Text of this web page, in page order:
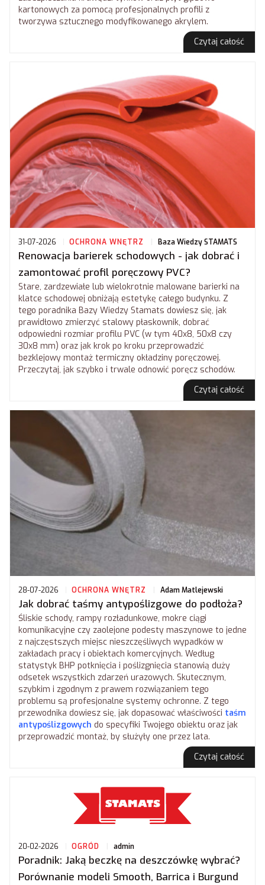
kartonowych za pomocą profesjonalnych profili z
tworzywa sztucznego modyfikowanego akrylem.
Czytaj całość
31-07-2026 OCHRONA WNĘTRZ Baza Wiedzy STAMATS
Renowacja barierek schodowych - jak dobrać i
zamontować profil poręczowy PVC?
Stare, zardzewiałe lub wielokrotnie malowane barierki na
klatce schodowej obniżają estetykę całego budynku. Z
tego poradnika Bazy Wiedzy Stamats dowiesz się, jak
prawidłowo zmierzyć stalowy płaskownik, dobrać
odpowiedni rozmiar profilu PVC (w tym 40x8, 50x8 czy
30x8 mm) oraz jak krok po kroku przeprowadzić
bezklejowy montaż termiczny okładziny poręczowej.
Przeczytaj, jak szybko i trwale odnowić poręcz schodów.
Czytaj całość
28-07-2026 OCHRONA WNĘTRZ Adam Matlejewski
Jak dobrać taśmy antypoślizgowe do podłoża?
Śliskie schody, rampy rozładunkowe, mokre ciągi
komunikacyjne czy zaolejone podesty maszynowe to jedne
z najczęstszych miejsc nieszczęśliwych wypadków w
zakładach pracy i obiektach komercyjnych. Według
statystyk BHP potknięcia i poślizgnięcia stanowią duży
odsetek wszystkich zdarzeń urazowych. Skutecznym,
szybkim i zgodnym z prawem rozwiązaniem tego
problemu są profesjonalne systemy ochronne. Z tego
przewodnika dowiesz się, jak dopasować właściwości taśm
antypoślizgowych do specyfiki Twojego obiektu oraz jak
przeprowadzić montaż, by służyły one przez lata.
Czytaj całość
20-02-2026 OGRÓD admin
Poradnik: Jaką beczkę na deszczówkę wybrać?
Porównanie modeli Smooth, Barrica i Burgund